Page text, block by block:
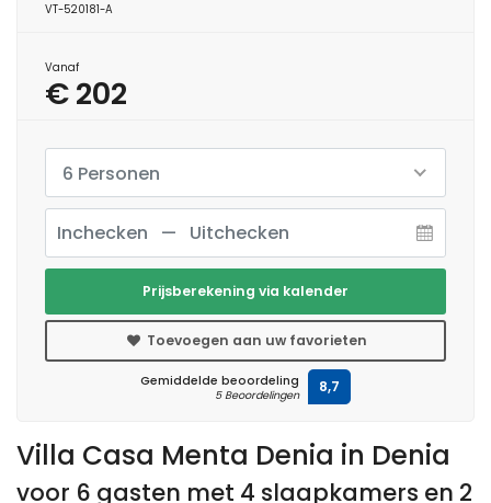
Villa Casa Menta Denia in Denia
voor 6 gasten met 4 slaapkamers en 2
VT-520181-A
Vanaf
€ 202
6 Personen
Prijsberekening via kalender
Toevoegen aan uw favorieten
Gemiddelde beoordeling
5 Beoordelingen 8,7